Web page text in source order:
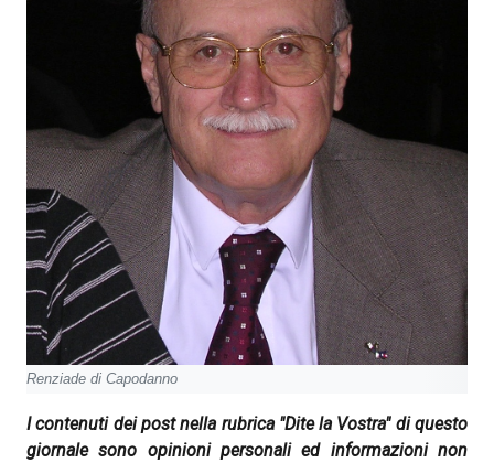
Renziade di Capodanno
I contenuti dei post nella rubrica "Dite la Vostra" di questo
giornale sono opinioni personali ed informazioni non